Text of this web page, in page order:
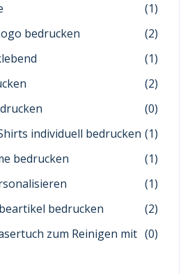
(1)
bedrucken
(2)
(1)
(2)
(0)
individuell bedrucken (1)
bedrucken
(1)
(1)
bedrucken
(2)
zum Reinigen mit (0)